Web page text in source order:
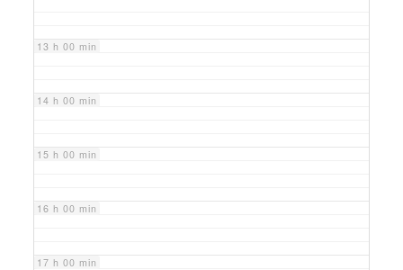
13 h 00 min
14 h 00 min
15 h 00 min
16 h 00 min
17 h 00 min